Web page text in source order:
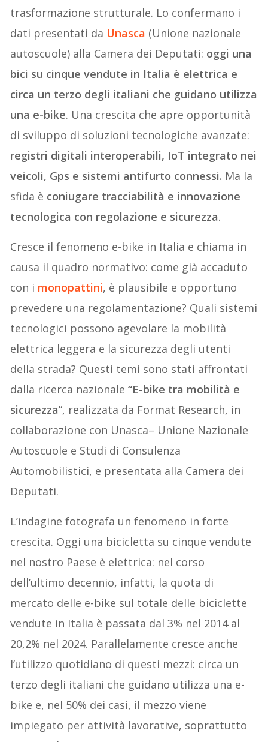
trasformazione strutturale. Lo confermano i
dati presentati da Unasca (Unione nazionale
autoscuole) alla Camera dei Deputati: oggi una
bici su cinque vendute in Italia è elettrica e
circa un terzo degli italiani che guidano utilizza
una e-bike. Una crescita che apre opportunità
di sviluppo di soluzioni tecnologiche avanzate:
registri digitali interoperabili, IoT integrato nei
veicoli, Gps e sistemi antifurto connessi. Ma la
sfida è coniugare tracciabilità e innovazione
tecnologica con regolazione e sicurezza.
Cresce il fenomeno e-bike in Italia e chiama in
causa il quadro normativo: come già accaduto
con i monopattini, è plausibile e opportuno
prevedere una regolamentazione? Quali sistemi
tecnologici possono agevolare la mobilità
elettrica leggera e la sicurezza degli utenti
della strada? Questi temi sono stati affrontati
dalla ricerca nazionale“E-bike tra mobilità e
sicurezza”, realizzata da Format Research, in
collaborazione con Unasca– Unione Nazionale
Autoscuole e Studi di Consulenza
Automobilistici, e presentata alla Camera dei
Deputati.
L’indagine fotografa un fenomeno in forte
crescita. Oggi una bicicletta su cinque vendute
nel nostro Paese è elettrica: nel corso
dell’ultimo decennio, infatti, la quota di
mercato delle e-bike sul totale delle biciclette
vendute in Italia è passata dal 3% nel 2014 al
20,2% nel 2024. Parallelamente cresce anche
l’utilizzo quotidiano di questi mezzi: circa un
terzo degli italiani che guidano utilizza una e-
bike e, nel 50% dei casi, il mezzo viene
impiegato per attività lavorative, soprattutto